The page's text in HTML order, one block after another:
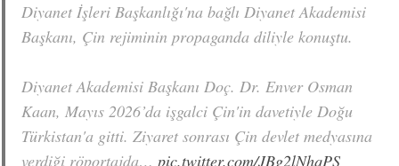
Diyanet İşleri Başkanlığı'na bağlı Diyanet Akademisi
Başkanı, Çin rejiminin propaganda diliyle konuştu.
Diyanet Akademisi Başkanı Doç. Dr. Enver Osman
Kaan, Mayıs 2026’da işgalci Çin'in davetiyle Doğu
Türkistan'a gitti. Ziyaret sonrası Çin devlet medyasına
verdiği röportajda…pic.twitter.com/JBg2lNhqPS